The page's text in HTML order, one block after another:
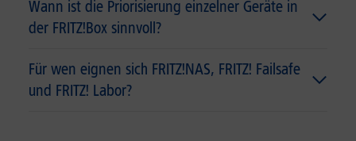
Wann ist die Priorisierung einzelner Geräte in
der FRITZ!Box sinnvoll?
Für wen eignen sich FRITZ!NAS, FRITZ! Failsafe
und FRITZ! Labor?